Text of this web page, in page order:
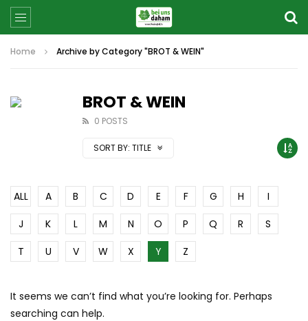
Home Archive by Category "BROT & WEIN"
BROT & WEIN
0 POSTS
SORT BY: TITLE
ALL A B C D E F G H
I
J
K L M N O P Q R
S
T
U V W X Y Z
It seems we can’t find what you’re looking for. Perhaps
searching can help.